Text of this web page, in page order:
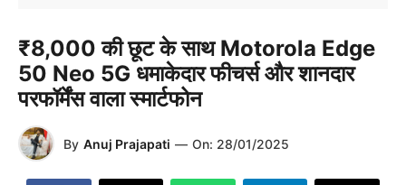
₹8,000 की छूट के साथ Motorola Edge
50 Neo 5G धमाकेदार फीचर्स और शानदार
परफॉर्मेंस वाला स्मार्टफोन
By Anuj Prajapati — On: 28/01/2025